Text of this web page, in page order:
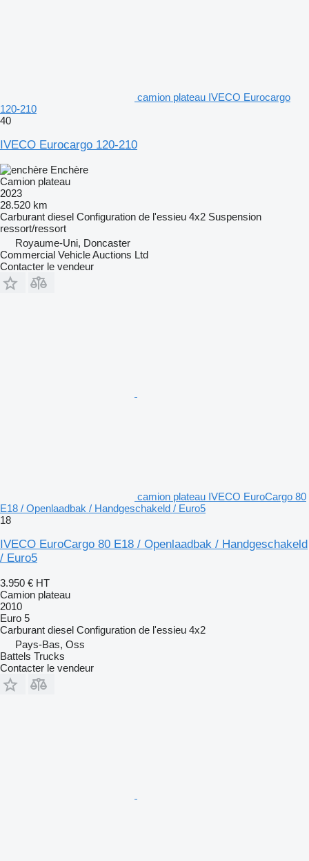
camion plateau IVECO Eurocargo
120-210
40
IVECO Eurocargo 120-210
Enchère
Camion plateau
2023
28.520 km
Carburant diesel Configuration de l'essieu 4x2 Suspension
ressort/ressort
Royaume-Uni, Doncaster
Commercial Vehicle Auctions Ltd
Contacter le vendeur
camion plateau IVECO EuroCargo 80
E18 / Openlaadbak / Handgeschakeld / Euro5
18
IVECO EuroCargo 80 E18 / Openlaadbak / Handgeschakeld
/ Euro5
3.950 € HT
Camion plateau
2010
Euro 5
Carburant diesel Configuration de l'essieu 4x2
Pays-Bas, Oss
Battels Trucks
Contacter le vendeur